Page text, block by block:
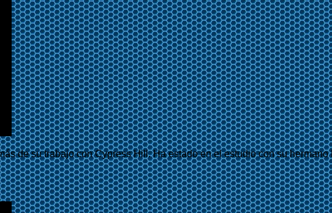
de su trabajo con Cypress Hill. Ha estado en el estudio con su